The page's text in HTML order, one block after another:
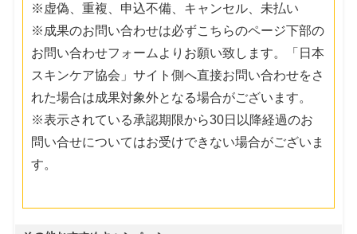
※虚偽、重複、申込不備、キャンセル、未払い
※成果のお問い合わせは必ずこちらのページ下部の
お問い合わせフォームよりお願い致します。「日本
スキンケア協会」サイト側へ直接お問い合わせをさ
れた場合は成果対象外となる場合がございます。
※表示されている承認期限から30日以降経過のお
問い合せについてはお受けできない場合がございま
す。